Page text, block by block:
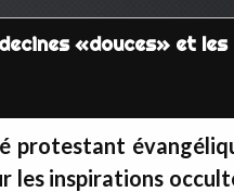
«douces» et les
protestant
les inspirations